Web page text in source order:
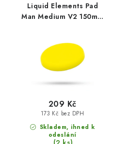
Liquid Elements Pad
Man Medium V2 150mm
Skladem, ihned k
odeslání
173 Kč bez DPH
209 Kč